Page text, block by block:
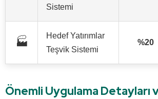
Sistemi
🏭
Hedef Yatırımlar
Teşvik Sistemi
%20
Önemli Uygulama Detayları